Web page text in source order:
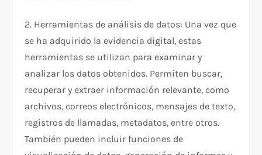
2. Herramientas de análisis de datos: Una vez que
se ha adquirido la evidencia digital, estas
herramientas se utilizan para examinar y
analizar los datos obtenidos. Permiten buscar,
recuperar y extraer información relevante, como
archivos, correos electrónicos, mensajes de texto,
registros de llamadas, metadatos, entre otros.
También pueden incluir funciones de